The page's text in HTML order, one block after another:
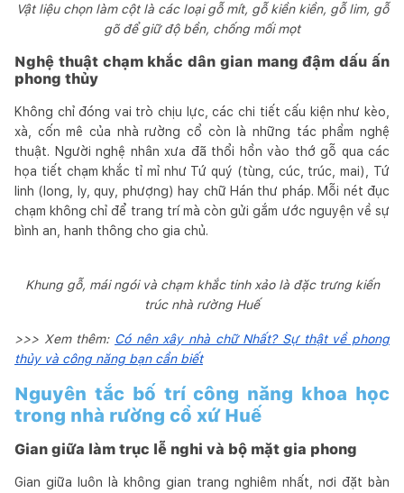
Vật liệu chọn làm cột là các loại gỗ mít, gỗ kiền kiền, gỗ lim, gỗ
gõ để giữ độ bền, chống mối mọt
Nghệ thuật chạm khắc dân gian mang đậm dấu ấn
phong thủy
Không chỉ đóng vai trò chịu lực, các chi tiết cấu kiện như kèo,
xà, cốn mê của nhà rường cổ còn là những tác phẩm nghệ
thuật. Người nghệ nhân xưa đã thổi hồn vào thớ gỗ qua các
họa tiết chạm khắc tỉ mỉ như Tứ quý (tùng, cúc, trúc, mai), Tứ
linh (long, ly, quy, phượng) hay chữ Hán thư pháp. Mỗi nét đục
chạm không chỉ để trang trí mà còn gửi gắm ước nguyện về sự
bình an, hanh thông cho gia chủ.
Khung gỗ, mái ngói và chạm khắc tinh xảo là đặc trưng kiến
trúc nhà rường Huế
>>> Xem thêm: Có nên xây nhà chữ Nhất? Sự thật về phong
thủy và công năng bạn cần biết
Nguyên tắc bố trí công năng khoa học
trong nhà rường cổ xứ Huế
Gian giữa làm trục lễ nghi và bộ mặt gia phong
Gian giữa luôn là không gian trang nghiêm nhất, nơi đặt bàn